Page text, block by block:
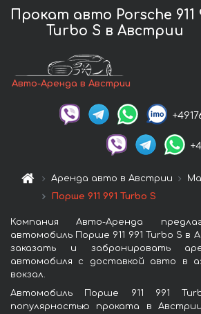
Прокат авто Porsche 911
Turbo S в Австрии
Авто-Аренда в Австрии
Аренда авто в Австрии
Порше 911 991 Turbo S
Компания Авто-Аренда
автомобиль Порше 911 991 Turbo S в
заказать и забронировать
автомобиля с доставкой авто в
вокзал.
Автомобиль Порше 911 991
популярностью проката в